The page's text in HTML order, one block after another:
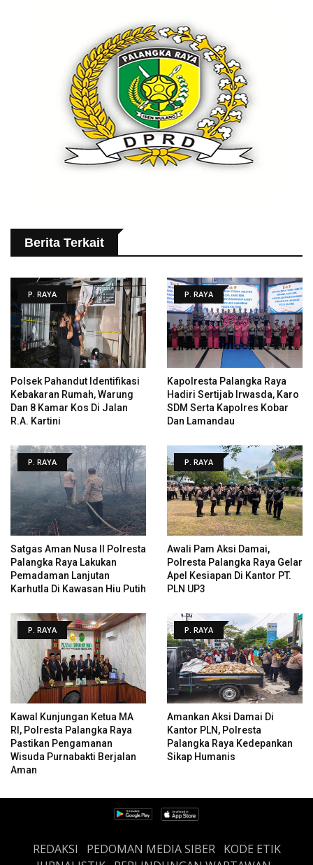
Berita Terkait
P. RAYA
Polsek Pahandut Identifikasi
Kebakaran Rumah, Warung
Dan 8 Kamar Kos Di Jalan
R.A. Kartini
P. RAYA
Kapolresta Palangka Raya
Hadiri Sertijab Irwasda, Karo
SDM Serta Kapolres Kobar
Dan Lamandau
P. RAYA
Satgas Aman Nusa II Polresta
Palangka Raya Lakukan
Pemadaman Lanjutan
Karhutla Di Kawasan Hiu Putih
P. RAYA
Awali Pam Aksi Damai,
Polresta Palangka Raya Gelar
Apel Kesiapan Di Kantor PT.
PLN UP3
P. RAYA
Kawal Kunjungan Ketua MA
RI, Polresta Palangka Raya
Pastikan Pengamanan
Wisuda Purnabakti Berjalan
Aman
P. RAYA
Amankan Aksi Damai Di
Kantor PLN, Polresta
Palangka Raya Kedepankan
Sikap Humanis
REDAKSI PEDOMAN MEDIA SIBER
KODE ETIK